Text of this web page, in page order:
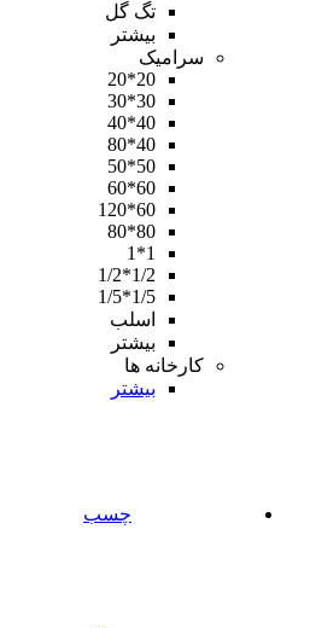
تگ گل
بیشتر
سرامیک
20*20
30*30
40*40
40*80
50*50
60*60
60*120
80*80
1*1
1/2*1/2
1/5*1/5
اسلب
بیشتر
کارخانه ها
بیشتر
چسب